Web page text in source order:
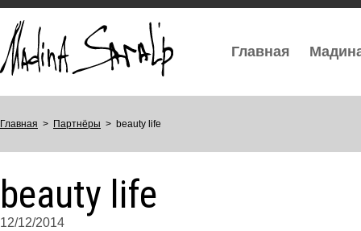
Главная
Главная > Партнёры > beauty life
beauty life
12/12/2014